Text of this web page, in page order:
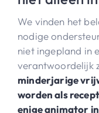
We vinden het
nodige
niet ingepland in
verantwoordelijk
minderjarige
worden als
enige animator in